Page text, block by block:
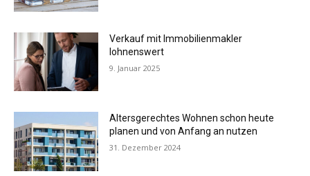
Verkauf mit Immobilienmakler
lohnenswert
9. Januar 2025
Altersgerechtes Wohnen schon heute
planen und von Anfang an nutzen
31. Dezember 2024